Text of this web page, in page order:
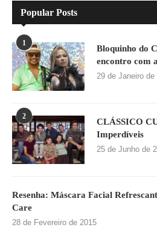
Popular Posts
1
Bloquinho do
encontro com
29 de Janeiro de
2
CLÁSSICO
Imperdíveis
25 de Junho de
Resenha: Máscara Facial
Care
28 de Fevereiro de 2015